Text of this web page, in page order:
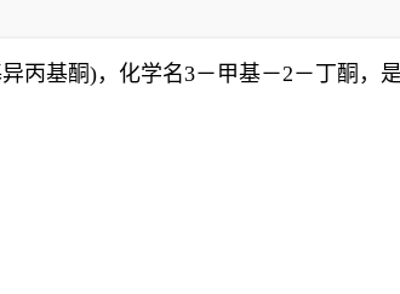
基酮)，化学名3－甲基－2－丁酮，